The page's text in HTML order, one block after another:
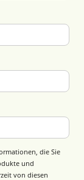
die Sie
und
von diesen